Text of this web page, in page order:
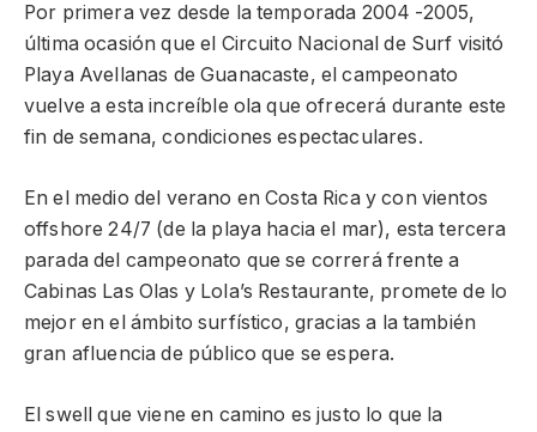
Por primera vez desde la temporada 2004 -2005,
última ocasión que el Circuito Nacional de Surf visitó
Playa Avellanas de Guanacaste, el campeonato
vuelve a esta increíble ola que ofrecerá durante este
fin de semana, condiciones espectaculares.
En el medio del verano en Costa Rica y con vientos
offshore 24/7 (de la playa hacia el mar), esta tercera
parada del campeonato que se correrá frente a
Cabinas Las Olas y Lola’s Restaurante, promete de lo
mejor en el ámbito surfístico, gracias a la también
gran afluencia de público que se espera.
El swell que viene en camino es justo lo que la